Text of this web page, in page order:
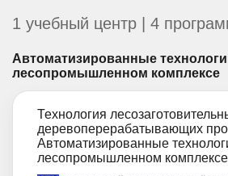
1 учебный центр | 4
Автоматизированные
лесопромышленном комплексе
Технология
деревоперерабатывающих
Автоматизированные
лесопромышленном комплексе